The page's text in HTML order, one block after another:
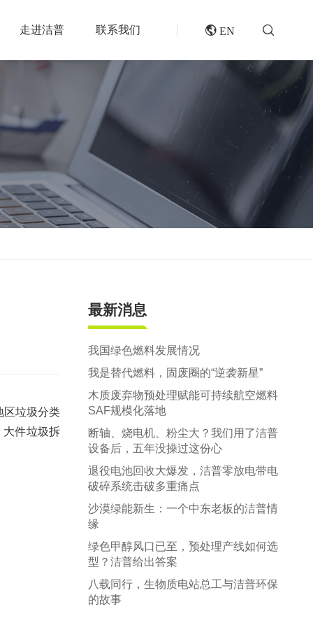
封闭式破碎系统
废轮胎热解系统
橡胶破胶机组
分选分离设备
滚筒筛
磁选机
涡电流分选机
专题报道
风电叶片回收处理方案及核心设备
垃圾衍生燃料RDF/SRF生产线系统
再生资源绿色分拣中心的建设规划和设备选择
水泥窑协同处置固废预处理系统
郑州市中原区生活垃圾分拣中心项目
建筑,装修,大件垃圾三位一体联合处置
走进洁普 联系我们  EN
区垃圾分类
大件垃圾拆
最新消息
我国绿色燃料发展情况
我是替代燃料，固废圈的“逆袭新星”
木质废弃物预处理赋能可持续航空燃料
SAF规模化落地
断轴、烧电机、粉尘大？我们用了洁普
设备后，五年没操过这份心
退役电池回收大爆发，洁普零放电带电
破碎系统击破多重痛点
沙漠绿能新生：一个中东老板的洁普情
缘
绿色甲醇风口已至，预处理产线如何选
型？洁普给出答案
八载同行，生物质电站总工与洁普环保
的故事